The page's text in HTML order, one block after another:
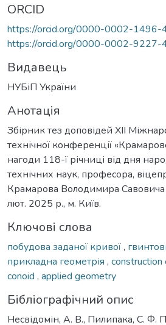
ORCID
https://orcid.org/0000-0002-1496-
https://orcid.org/0000-0002-9227-
Видавець
НУБіП України
Анотація
Збірник тез доповідей ХІІ
технічної конференції
нагоди 118-ї річниці від дня
технічних наук, професора,
Крамарова Володимира
лют. 2025 р., м. Київ.
Ключові слова
побудова заданої кривої,
прикладна геометрія , construction
conoid , applied geometry
Бібліографічний опис
Несвідомін, А. В., Пилипака, С. Ф.